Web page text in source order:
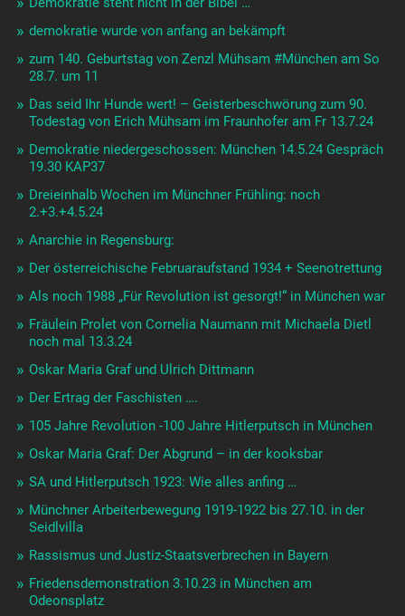
demokratie wurde von anfang an bekämpft
zum 140. Geburtstag von Zenzl Mühsam #München am So
28.7. um 11
Das seid Ihr Hunde wert! – Geisterbeschwörung zum 90.
Todestag von Erich Mühsam im Fraunhofer am Fr 13.7.24
Demokratie niedergeschossen: München 14.5.24 Gespräch
19.30 KAP37
Dreieinhalb Wochen im Münchner Frühling: noch
2.+3.+4.5.24
Anarchie in Regensburg:
Der österreichische Februaraufstand 1934 + Seenotrettung
Als noch 1988 „Für Revolution ist gesorgt!“ in München war
Fräulein Prolet von Cornelia Naumann mit Michaela Dietl
noch mal 13.3.24
Oskar Maria Graf und Ulrich Dittmann
Der Ertrag der Faschisten ….
105 Jahre Revolution -100 Jahre Hitlerputsch in München
Oskar Maria Graf: Der Abgrund – in der kooksbar
SA und Hitlerputsch 1923: Wie alles anfing …
Münchner Arbeiterbewegung 1919-1922 bis 27.10. in der
Seidlvilla
Rassismus und Justiz-Staatsverbrechen in Bayern
Friedensdemonstration 3.10.23 in München am
Odeonsplatz